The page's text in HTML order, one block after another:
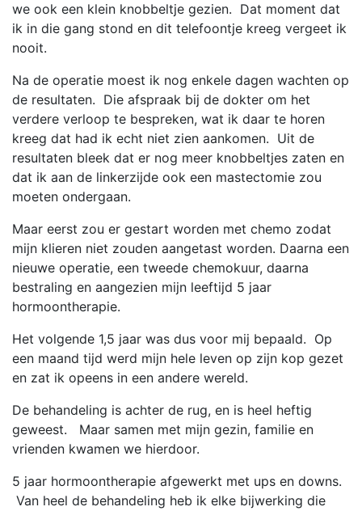
we ook een klein knobbeltje gezien. Dat moment dat
ik in die gang stond en dit telefoontje kreeg vergeet ik
nooit.
Na de operatie moest ik nog enkele dagen wachten op
de resultaten. Die afspraak bij de dokter om het
verdere verloop te bespreken, wat ik daar te horen
kreeg dat had ik echt niet zien aankomen. Uit de
resultaten bleek dat er nog meer knobbeltjes zaten en
dat ik aan de linkerzijde ook een mastectomie zou
moeten ondergaan.
Maar eerst zou er gestart worden met chemo zodat
mijn klieren niet zouden aangetast worden. Daarna een
nieuwe operatie, een tweede chemokuur, daarna
bestraling en aangezien mijn leeftijd 5 jaar
hormoontherapie.
Het volgende 1,5 jaar was dus voor mij bepaald. Op
een maand tijd werd mijn hele leven op zijn kop gezet
en zat ik opeens in een andere wereld.
De behandeling is achter de rug, en is heel heftig
geweest. Maar samen met mijn gezin, familie en
vrienden kwamen we hierdoor.
5 jaar hormoontherapie afgewerkt met ups en downs.
Van heel de behandeling heb ik elke bijwerking die